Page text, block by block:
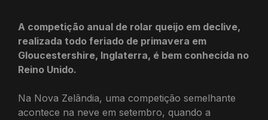
A competição anual de rolar queijo em declive,
realizada todo feriado de primavera em
Gloucestershire, Inglaterra, é bem conhecida no
Reino Unido.
Na Nova Zelândia, uma competição semelhante
acontece na neve em setembro, quando a